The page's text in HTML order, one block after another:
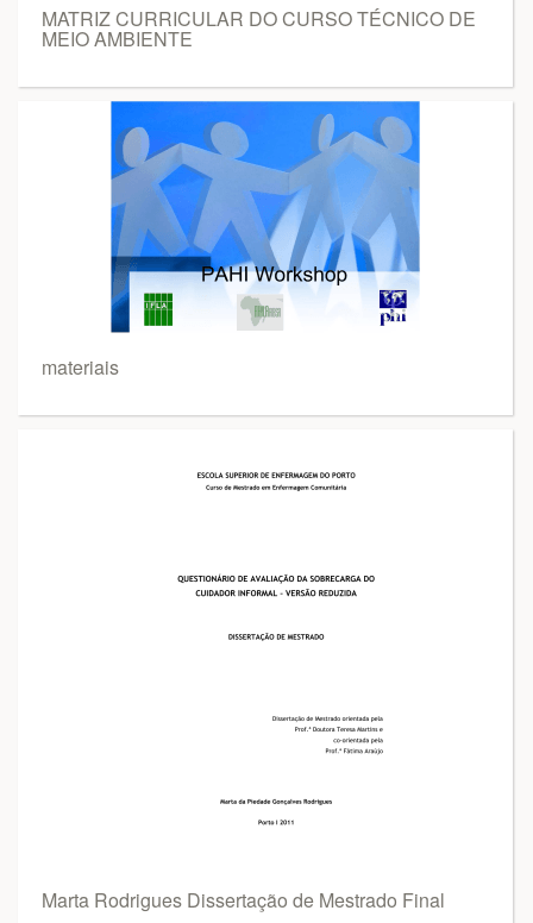
MATRIZ CURRICULAR DO CURSO TÉCNICO DE
MEIO AMBIENTE
materiais
Marta Rodrigues Dissertação de Mestrado Final